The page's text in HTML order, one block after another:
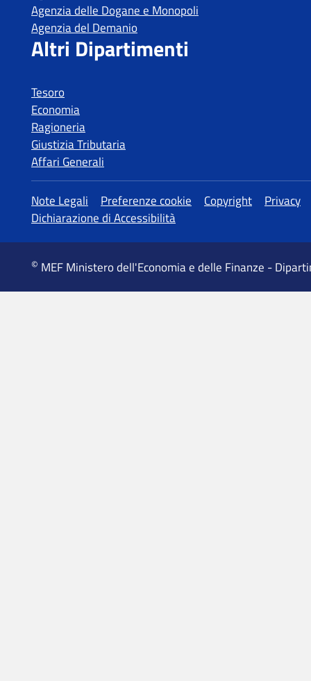
Agenzia delle Dogane e Monopoli
Agenzia del Demanio
Altri Dipartimenti
Tesoro
Economia
Ragioneria
Giustizia Tributaria
Affari Generali
Altre informazioni
Note Legali Preferenze cookie Copyright
Privacy
Dichiarazione di Accessibilità
© MEF Ministero dell'Economia e delle Finanze -